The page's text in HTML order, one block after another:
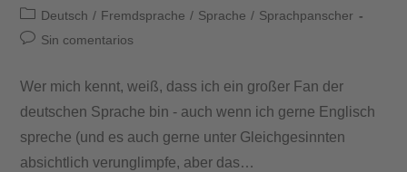
Deutsch / Fremdsprache / Sprache / Sprachpanscher
Sin comentarios
Wer mich kennt, weiß, dass ich ein großer Fan der
deutschen Sprache bin - auch wenn ich gerne Englisch
spreche (und es auch gerne unter Gleichgesinnten
absichtlich verunglimpfe, aber das…